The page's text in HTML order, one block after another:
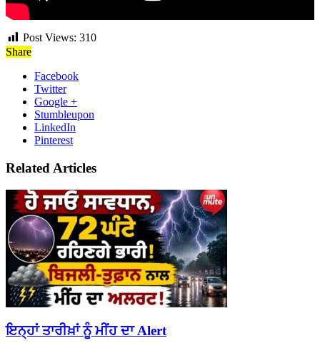
Post Views: 310
Share
Facebook
Twitter
Google +
Stumbleupon
LinkedIn
Pinterest
Related Articles
ਇਨ੍ਹਾਂ ਤਾਰੀਖ਼ਾਂ ਨੂੰ ਮੀਂਹ ਦਾ Alert